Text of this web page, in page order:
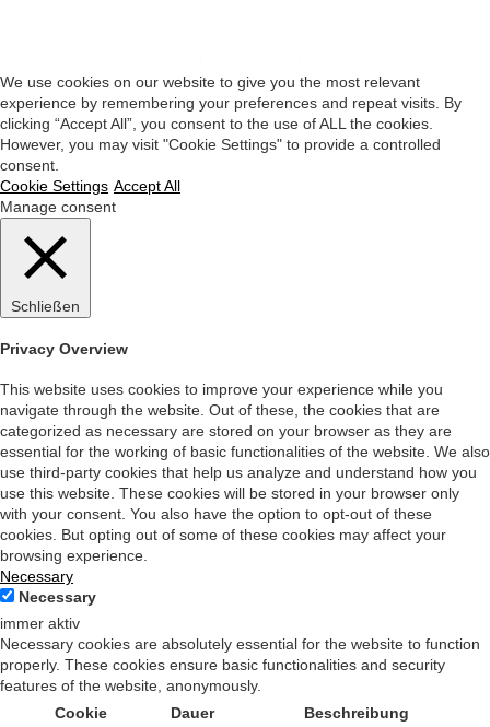
We use cookies on our website to give you the most relevant
experience by remembering your preferences and repeat visits. By
clicking “Accept All”, you consent to the use of ALL the cookies.
However, you may visit "Cookie Settings" to provide a controlled
consent.
Cookie Settings Accept All
Manage consent
Schließen
Privacy Overview
This website uses cookies to improve your experience while you
navigate through the website. Out of these, the cookies that are
categorized as necessary are stored on your browser as they are
essential for the working of basic functionalities of the website. We also
use third-party cookies that help us analyze and understand how you
use this website. These cookies will be stored in your browser only
with your consent. You also have the option to opt-out of these
cookies. But opting out of some of these cookies may affect your
browsing experience.
Necessary
Necessary
immer aktiv
Necessary cookies are absolutely essential for the website to function
properly. These cookies ensure basic functionalities and security
features of the website, anonymously.
Cookie
Dauer Beschreibung